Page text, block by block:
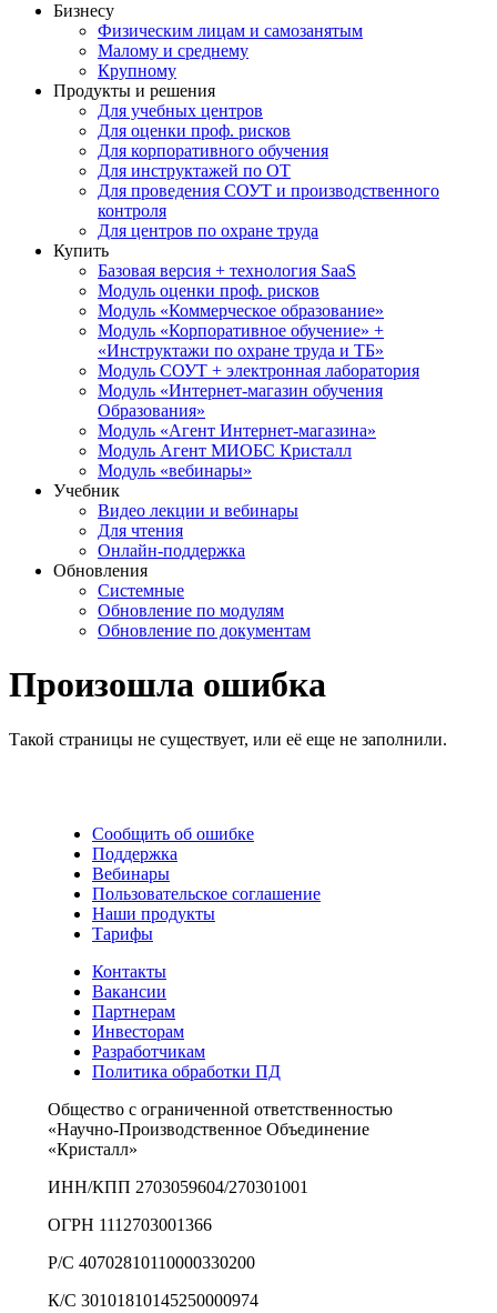
Бизнесу
Физическим лицам и самозанятым
Малому и среднему
Крупному
Продукты и решения
Для учебных центров
Для оценки проф. рисков
Для корпоративного обучения
Для инструктажей по ОТ
Для проведения СОУТ и производственного
контроля
Для центров по охране труда
Купить
Базовая версия + технология SaaS
Модуль оценки проф. рисков
Модуль «Коммерческое образование»
Модуль «Корпоративное обучение» +
«Инструктажи по охране труда и ТБ»
Модуль СОУТ + электронная лаборатория
Модуль «Интернет-магазин обучения
Образования»
Модуль «Агент Интернет-магазина»
Модуль Агент МИОБС Кристалл
Модуль «вебинары»
Учебник
Видео лекции и вебинары
Для чтения
Онлайн-поддержка
Обновления
Системные
Обновление по модулям
Обновление по документам
Произошла ошибка
Такой страницы не существует, или её еще не заполнили.
Сообщить об ошибке
Поддержка
Вебинары
Пользовательское соглашение
Наши продукты
Тарифы
Контакты
Вакансии
Партнерам
Инвесторам
Разработчикам
Политика обработки ПД
Общество с ограниченной ответственностью
«Научно-Производственное Объединение
«Кристалл»
ИНН/КПП 2703059604/270301001
ОГРН 1112703001366
Р/С 40702810110000330200
К/С 30101810145250000974